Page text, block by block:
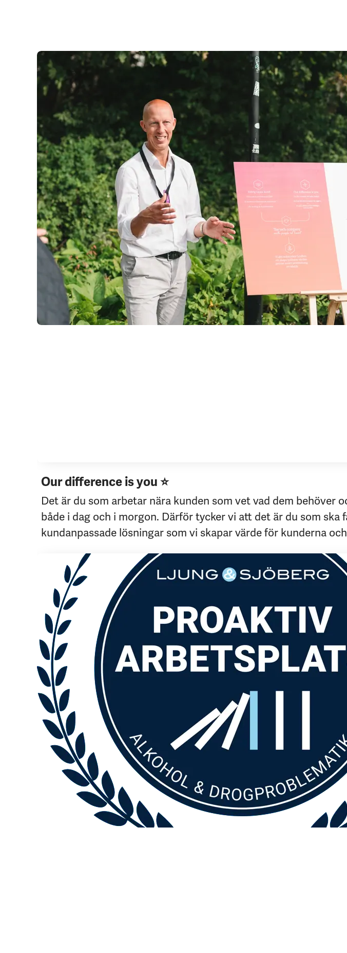
Our difference is you ⭐
Det är du som arbetar nära kunden som vet vad dem behöver
både i dag och i morgon. Därför tycker vi att det är du som
kundanpassade lösningar som vi skapar värde för kunderna